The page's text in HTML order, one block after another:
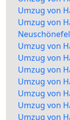
Umzug von
Umzug von
Umzug von
Umzug von
Umzug von
Umzug von
Umzug von
Umzug von
Umzug von